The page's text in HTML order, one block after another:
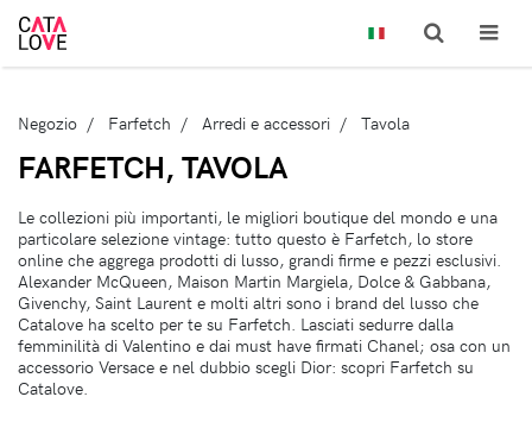
Negozio Farfetch Arredi e accessori Tavola
FARFETCH, TAVOLA
Le collezioni più importanti, le migliori boutique del mondo e una
particolare selezione vintage: tutto questo è Farfetch, lo store
online che aggrega prodotti di lusso, grandi firme e pezzi esclusivi.
Alexander McQueen, Maison Martin Margiela, Dolce & Gabbana,
Givenchy, Saint Laurent e molti altri sono i brand del lusso che
Catalove ha scelto per te su Farfetch. Lasciati sedurre dalla
femminilità di Valentino e dai must have firmati Chanel; osa con un
accessorio Versace e nel dubbio scegli Dior: scopri Farfetch su
Catalove.